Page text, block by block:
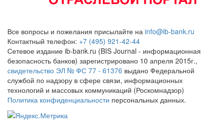
Все вопросы и пожелания присылайте на info@ib-bank.ru
Контактный телефон: +7 (495) 921-42-44
Сетевое издание ib-bank.ru (BIS Journal - информационная
безопасность банков) зарегистрировано 10 апреля 2015г.,
свидетельство ЭЛ № ФС 77 - 61376 выдано Федеральной
службой по надзору в сфере связи, информационных
технологий и массовых коммуникаций (Роскомнадзор)
Политика конфиденциальности персональных данных.